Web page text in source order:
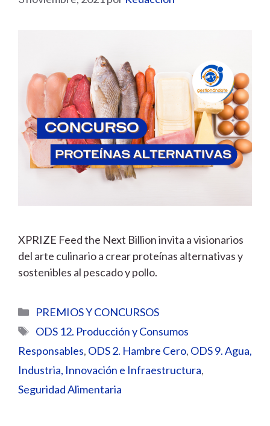
XPRIZE Feed the Next Billion invita a visionarios
del arte culinario a crear proteínas alternativas y
sostenibles al pescado y pollo.
Categorías
PREMIOS Y CONCURSOS
Etiquetas
ODS 12. Producción y Consumos
Responsables, ODS 2. Hambre Cero, ODS 9. Agua,
Industria, Innovación e Infraestructura,
Seguridad Alimentaria